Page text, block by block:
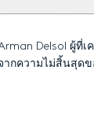
Delsol ผู้ที่เ
กความไม่สิ้นสุด